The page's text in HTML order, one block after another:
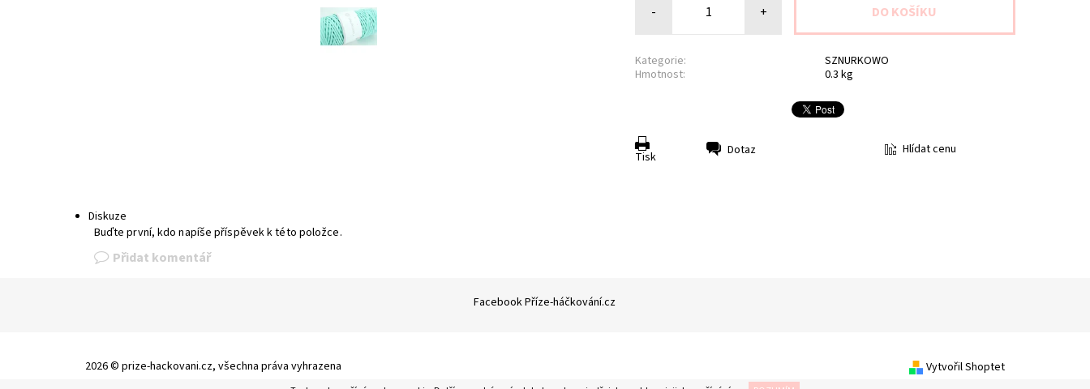
- +
Kategorie:
SZNURKOWO
Hmotnost:
0.3 kg
Tisk Dotaz Hlídat cenu
Diskuze
Buďte první, kdo napíše příspěvek k této položce.
Přidat komentář
Facebook Příze-háčkování.cz
2026 © prize-hackovani.cz, všechna práva vyhrazena Vytvořil Shoptet